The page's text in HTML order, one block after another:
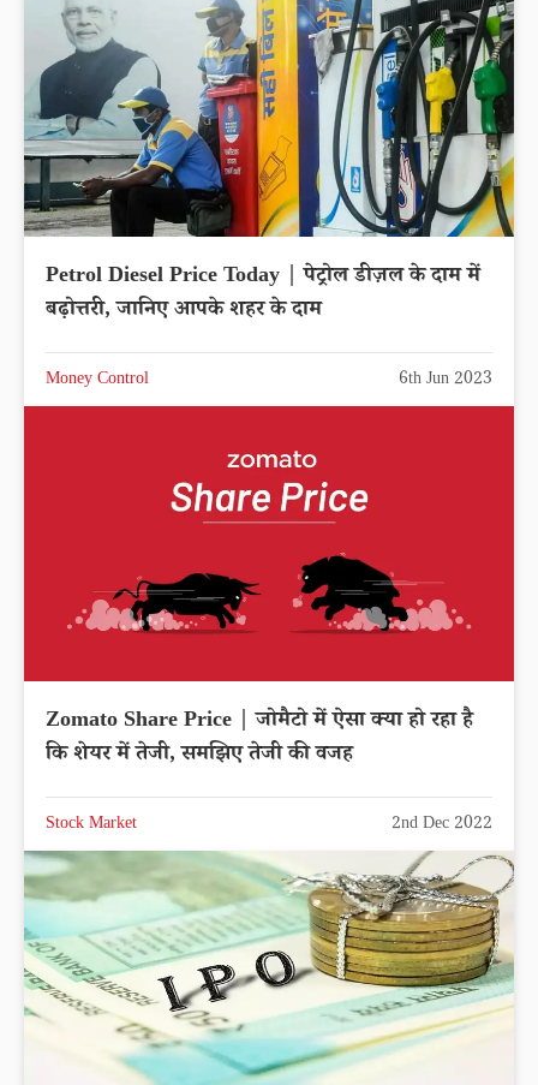
Petrol Diesel Price Today | पेट्रोल डीज़ल के दाम में
बढ़ोत्तरी, जानिए आपके शहर के दाम
Money Control 6th Jun 2023
Zomato Share Price | जोमैटो में ऐसा क्या हो रहा है
कि शेयर में तेजी, समझिए तेजी की वजह
Stock Market 2nd Dec 2022